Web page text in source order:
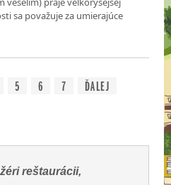
sa považuje za umierajúce
5 6 7 ĎALEJ
reštaurácii,